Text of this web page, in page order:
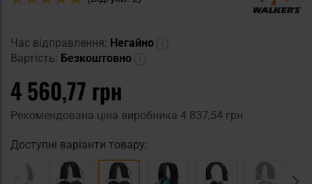
Час відправлення: Негайно
Вартість: Безкоштовно
4 560,77 грн
Рекомендована ціна виробника 4 837,54 грн
Доступні варіанти товару: